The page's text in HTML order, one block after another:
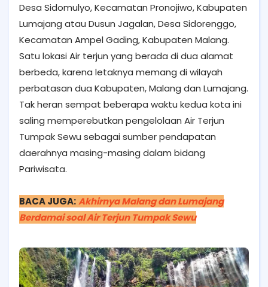
Desa Sidomulyo, Kecamatan Pronojiwo, Kabupaten
Lumajang atau Dusun Jagalan, Desa Sidorenggo,
Kecamatan Ampel Gading, Kabupaten Malang.
Satu lokasi Air terjun yang berada di dua alamat
berbeda, karena letaknya memang di wilayah
perbatasan dua Kabupaten, Malang dan Lumajang.
Tak heran sempat beberapa waktu kedua kota ini
saling memperebutkan pengelolaan Air Terjun
Tumpak Sewu sebagai sumber pendapatan
daerahnya masing-masing dalam bidang
Pariwisata.
BACA JUGA:Akhirnya Malang dan Lumajang
Berdamai soal Air Terjun Tumpak Sewu